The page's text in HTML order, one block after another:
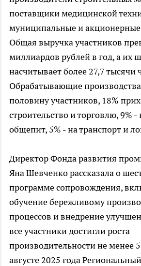
поставщики медицинской
муниципальные и
Общая выручка участников
миллиардов рублей в год, а их
насчитывает более 27,7 тысячи
Обрабатывающие
половину участников, 18%
строительство и торговлю, 9%
общепит, 5% - на транспорт и
Директор Фонда развития
Яна Шевченко рассказала о
программе сопровождения,
обучение бережливому
процессов и внедрение
все участники достигли роста
производительности не менее
августе 2025 года